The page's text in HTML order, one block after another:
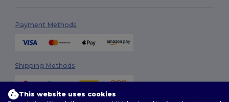
Payment Methods
Shipping Methods
This website uses cookies